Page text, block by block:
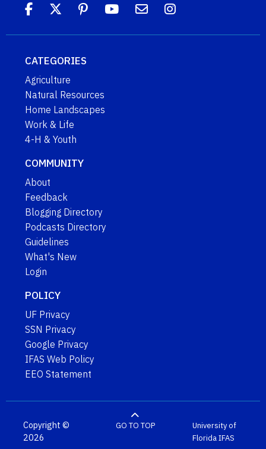
CATEGORIES
Agriculture
Natural Resources
Home Landscapes
Work & Life
4-H & Youth
COMMUNITY
About
Feedback
Blogging Directory
Podcasts Directory
Guidelines
What's New
Login
POLICY
UF Privacy
SSN Privacy
Google Privacy
IFAS Web Policy
EEO Statement
Copyright ©
2026
GO TO TOP
University of
FloridaIFAS